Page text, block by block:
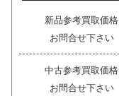
新品参考買取価格
お問合せ下さい
中古参考買取価格
お問合せ下さい